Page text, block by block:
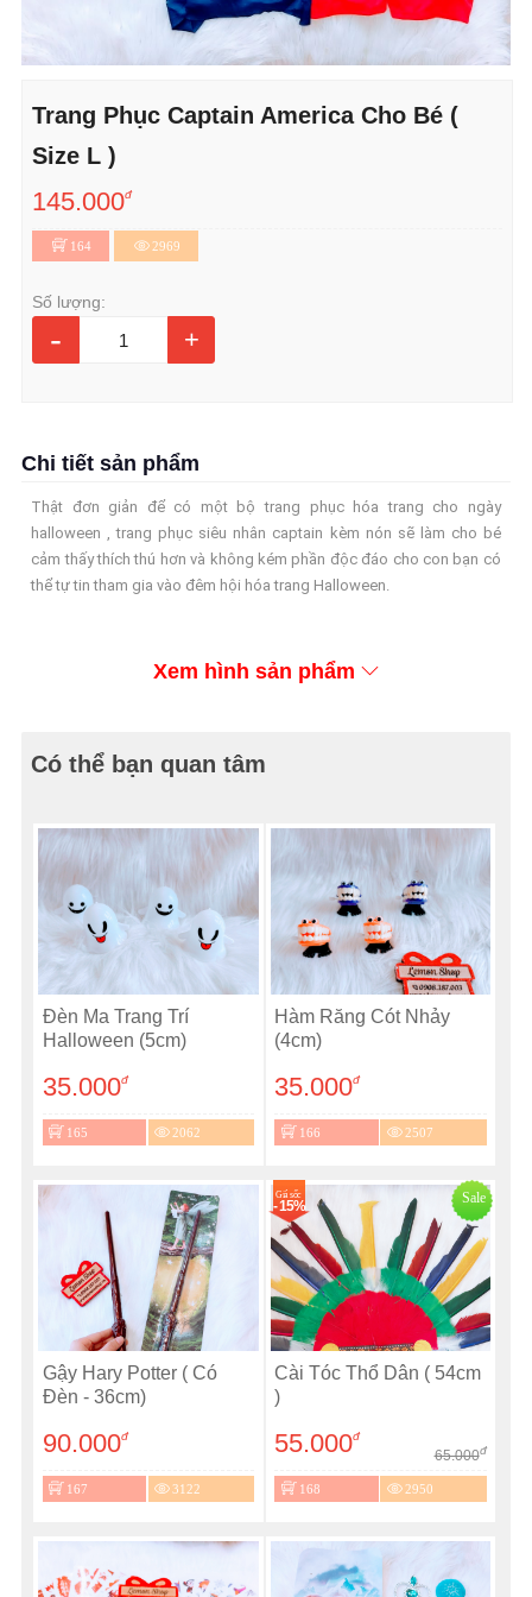
Trang Phục Captain America Cho Bé (
Size L )
145.000đ
164 2969
Số lượng:
- +
Chi tiết sản phẩm
Thật đơn giản để có một bộ trang phục hóa trang cho ngày
halloween , trang phục siêu nhân captain kèm nón sẽ làm cho bé
cảm thấy thích thú hơn và không kém phần độc đáo cho con bạn có
thể tự tin tham gia vào đêm hội hóa trang Halloween.
Xem hình sản phẩm
Có thể bạn quan tâm
Đèn Ma Trang Trí
Halloween (5cm)
35.000đ
165 2062
Hàm Răng Cót Nhảy
(4cm)
35.000đ
166 2507
Gậy Hary Potter ( Có
Đèn - 36cm)
90.000đ
167 3122
Sale
Giá sốc
- 15%
Cài Tóc Thổ Dân ( 54cm
)
55.000đ
65.000đ
168 2950